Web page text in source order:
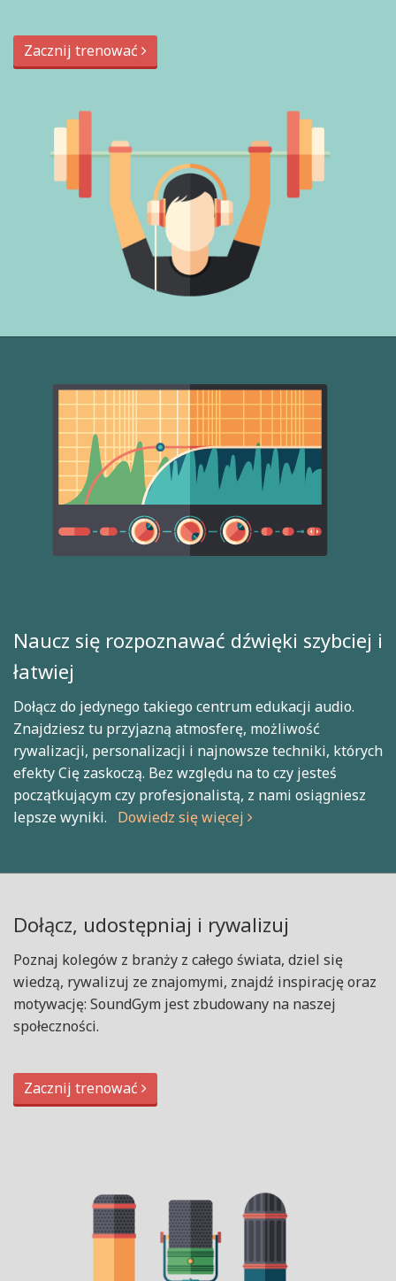
Zacznij trenować
Naucz się rozpoznawać dźwięki szybciej i
łatwiej
Dołącz do jedynego takiego centrum edukacji audio.
Znajdziesz tu przyjazną atmosferę, możliwość
rywalizacji, personalizacji i najnowsze techniki, których
efekty Cię zaskoczą. Bez względu na to czy jesteś
początkującym czy profesjonalistą, z nami osiągniesz
lepsze wyniki. Dowiedz się więcej
Dołącz, udostępniaj i rywalizuj
Poznaj kolegów z branży z całego świata, dziel się
wiedzą, rywalizuj ze znajomymi, znajdź inspirację oraz
motywację: SoundGym jest zbudowany na naszej
społeczności.
Zacznij trenować